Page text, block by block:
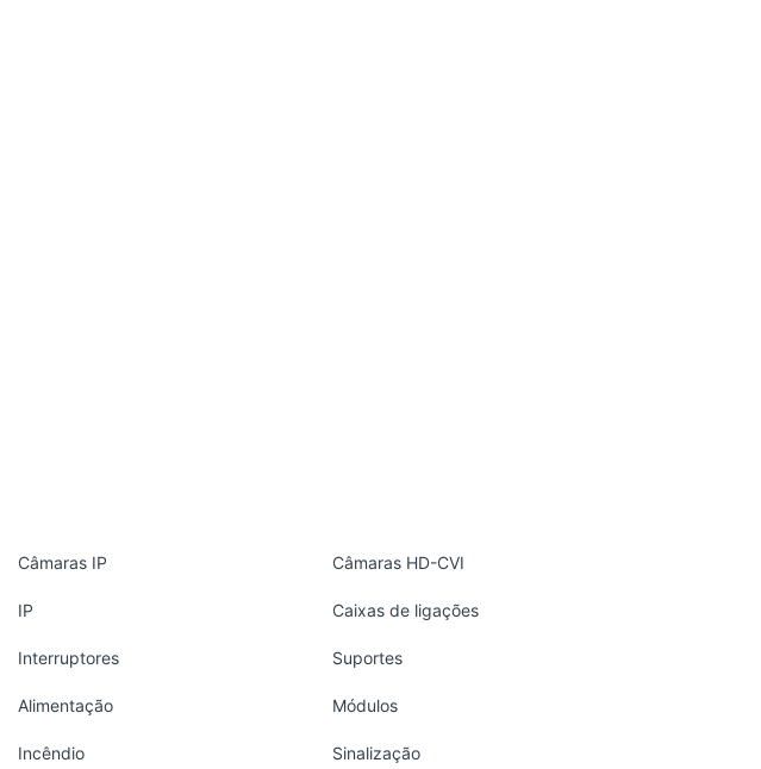
Câmaras IP Câmaras HD-CVI
IP Caixas de ligações
Interruptores Suportes
Alimentação Módulos
Incêndio Sinalização